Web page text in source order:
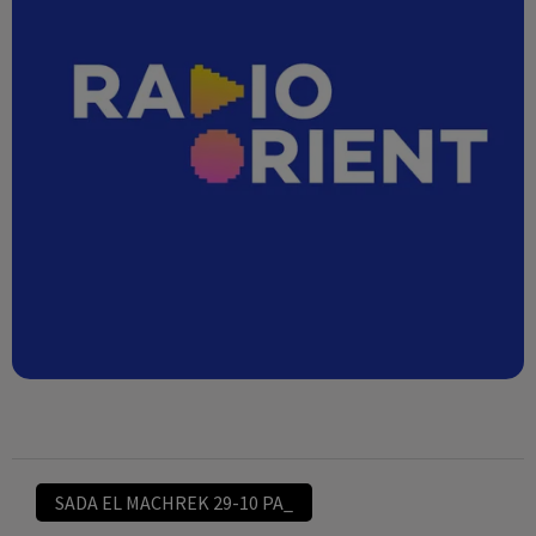
SADA EL MACHREK 29-10 PA_